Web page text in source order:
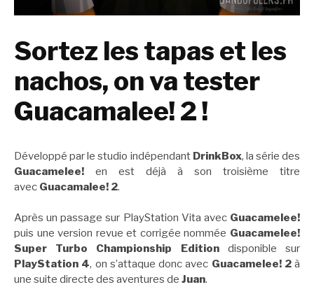
Sortez les tapas et les
nachos, on va tester
Guacamalee! 2 !
Développé par le studio indépendant DrinkBox, la série des
Guacamelee! en est déjà à son troisième titre
avec Guacamalee! 2.
Après un passage sur PlayStation Vita avec Guacamelee!
puis une version revue et corrigée nommée Guacamelee!
Super Turbo Championship Editiondisponible sur
PlayStation 4, on s’attaque donc avec Guacamelee! 2à
une suite directe des aventures de Juan.